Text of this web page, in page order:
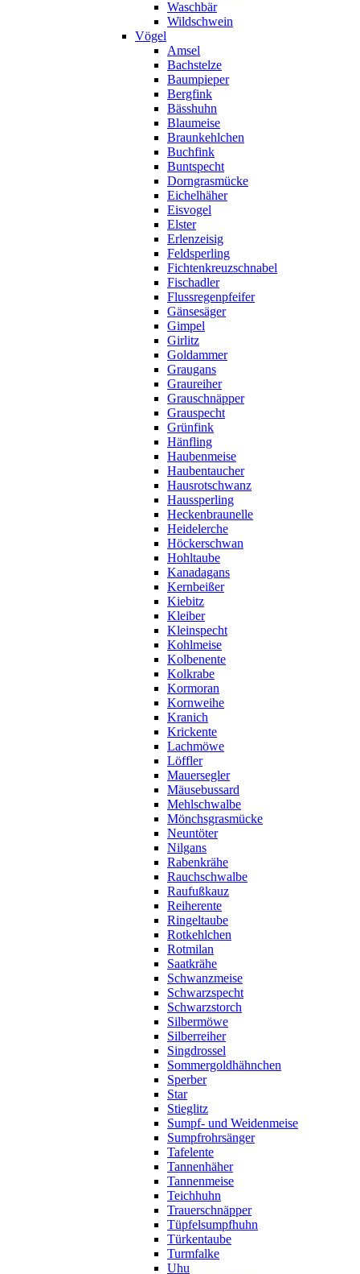
Waschbär
Wildschwein
Vögel
Amsel
Bachstelze
Baumpieper
Bergfink
Bässhuhn
Blaumeise
Braunkehlchen
Buchfink
Buntspecht
Dorngrasmücke
Eichelhäher
Eisvogel
Elster
Erlenzeisig
Feldsperling
Fichtenkreuzschnabel
Fischadler
Flussregenpfeifer
Gänsesäger
Gimpel
Girlitz
Goldammer
Graugans
Graureiher
Grauschnäpper
Grauspecht
Grünfink
Hänfling
Haubenmeise
Haubentaucher
Hausrotschwanz
Haussperling
Heckenbraunelle
Heidelerche
Höckerschwan
Hohltaube
Kanadagans
Kernbeißer
Kiebitz
Kleiber
Kleinspecht
Kohlmeise
Kolbenente
Kolkrabe
Kormoran
Kornweihe
Kranich
Krickente
Lachmöwe
Löffler
Mauersegler
Mäusebussard
Mehlschwalbe
Mönchsgrasmücke
Neuntöter
Nilgans
Rabenkrähe
Rauchschwalbe
Raufußkauz
Reiherente
Ringeltaube
Rotkehlchen
Rotmilan
Saatkrähe
Schwanzmeise
Schwarzspecht
Schwarzstorch
Silbermöwe
Silberreiher
Singdrossel
Sommergoldhähnchen
Sperber
Star
Stieglitz
Sumpf- und Weidenmeise
Sumpfrohrsänger
Tafelente
Tannenhäher
Tannenmeise
Teichhuhn
Trauerschnäpper
Tüpfelsumpfhuhn
Türkentaube
Turmfalke
Uhu